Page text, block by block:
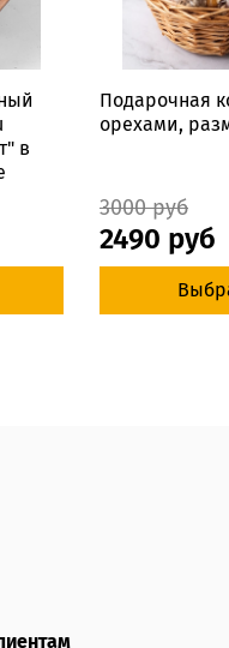
в
Подарочная
орехами,
3000 руб
2490 руб